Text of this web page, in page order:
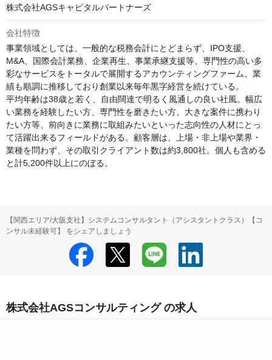
株式会社AGSキャピタルパートナーズ
会社特徴
事業領域としては、一般的な税務会計にとどまらず、IPO支援、
M&A、国際会計業務、企業再生、事業承継支援等、専門性の高い多
彩なサービスをトータルで展開するアカウンティングファーム。業
績も順調に推移しており創業以来毎年黒字経営を続けている。
平均年齢は38歳と若く、自由闊達で明るく風通しの良い社風。幅広
い業務を経験したい方、専門性を磨きたい方、大きな案件に携わり
たい方等、前向きに業務に取組みたいといった志向性の人材にとっ
て活躍出来るフィールドがある。顧客層は、上場・非上場や業界・
業種を問わず、その取引クライアント数は約3,800社。個人も含める
と計5,200件以上にのぼる。
【関西エリア/大阪支社】システムコンサルタント（アシスタントクラス）【コ
ンサル未経験可】 をシェアしましょう
株式会社AGSコンサルティング の求人